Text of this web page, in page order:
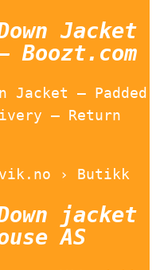
Jacket
Boozt.com
Jacket – Padded
– Return
› Butikk
jacket
AS